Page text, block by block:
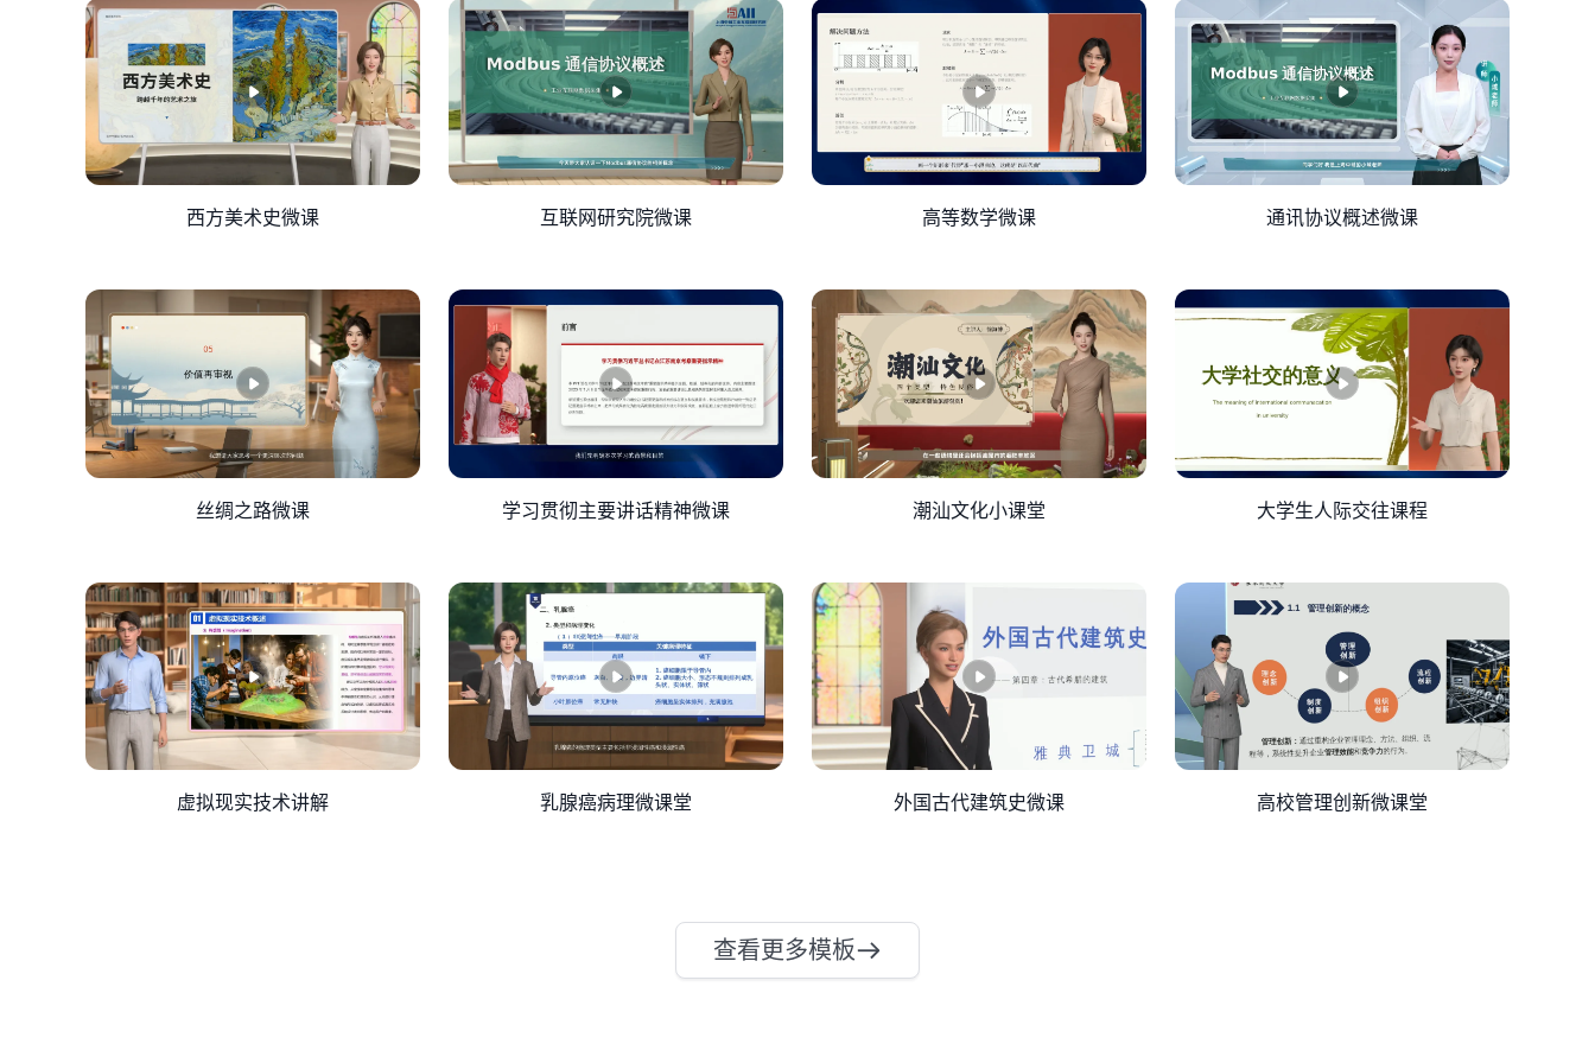
入数据得到用量差异的金额是-1520元。
差异金额大于零的属于不利差异，意味着实际耗费大于标准耗费，差异金额小于零的属于有利差异，表示实际耗费小于标准耗费。通过计算我们可以得知直接材料差
异中的用量差异属于不利差异，产生差异的原因可能是生产损耗过高或者工艺缺陷返工，而价格差异也属于不利差异，产生差异的原因可能是供应商涨价或者采购批
量小，未享受折扣；直接人工差异中的效率差异属于有利差异，原因可能是生产效率提升，而工资率差异是不利差异，原因可能是加班费增加或者薪资调整；变动制
造费用差异中的效率差异属于有利差异，差异产生的原因可能是工时利用率提高，而耗费差异属于不利差异，差异产生的原因可能是电价上涨或者辅助材料超耗；固
定制造费用差异中的预算差异和产能差异都属于不利差异，产生差异的原因可能是厂房保险费上调或市场需求下降，而效率差异是有利差异，差异产生的原因可能是
生产效率优化。
测需求变动。
标准成本法对于企业来说存在哪些优点呢？首先，能够精准管控:通过预先制定标准成本，明确控制目标，实现成本的事前规划与事中监控。其次，能够高效评估绩
效:通过实际与标准成本对比，快速评估绩效，激励员工优化成本。最后，差异分析定位问题根源，推动生产、采购等环节的持续改进。标准成本法是一种科学、高
效的成本管理方法，其运用能够帮助企业提升生产效率，降低成本浪费，实现高质量发展。企业应通过成本管控实现“绿色制造”，响应国家“双碳”战略；将标准成本
法与全面预算管理结合，提升企业治理水平；培养“精益求精”的工匠精神，助力制造强国建设。
以上就是我们本节课的主要内容，谢谢！
西方美术史微课 互联网研究院微课 高等数学微课 通讯协议概述微课
丝绸之路微课 学习贯彻主要讲话精神微课 潮汕文化小课堂 大学生人际交往课程
虚拟现实技术讲解 乳腺癌病理微课堂 外国古代建筑史微课 高校管理创新微课堂
查看更多模板